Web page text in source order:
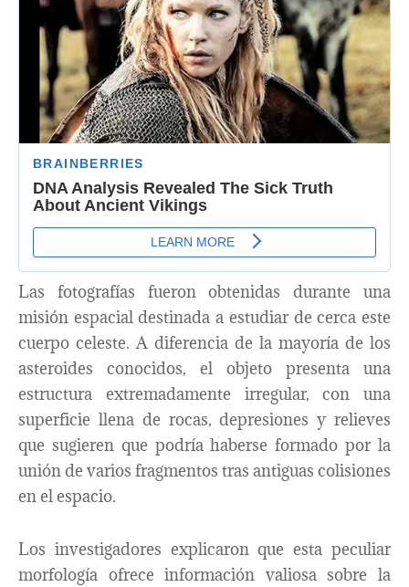
Las fotografías fueron obtenidas durante una
misión espacial destinada a estudiar de cerca este
cuerpo celeste. A diferencia de la mayoría de los
asteroides conocidos, el objeto presenta una
estructura extremadamente irregular, con una
superficie llena de rocas, depresiones y relieves
que sugieren que podría haberse formado por la
unión de varios fragmentos tras antiguas colisiones
en el espacio.
Los investigadores explicaron que esta peculiar
morfología ofrece información valiosa sobre la